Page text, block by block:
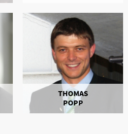
THOMAS
POPP